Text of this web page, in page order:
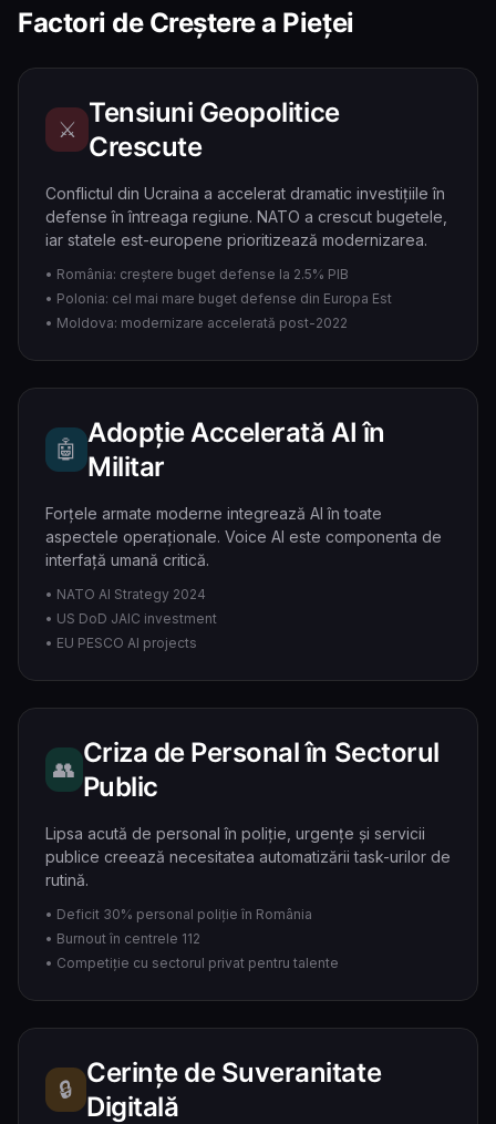
Factori de Creștere a Pieței
⚔️
Tensiuni Geopolitice
Crescute
Conflictul din Ucraina a accelerat dramatic investițiile în
defense în întreaga regiune. NATO a crescut bugetele,
iar statele est-europene prioritizează modernizarea.
• România: creștere buget defense la 2.5% PIB
• Polonia: cel mai mare buget defense din Europa Est
• Moldova: modernizare accelerată post-2022
🤖
Adopție Accelerată AI în
Militar
Forțele armate moderne integrează AI în toate
aspectele operaționale. Voice AI este componenta de
interfață umană critică.
• NATO AI Strategy 2024
• US DoD JAIC investment
• EU PESCO AI projects
👥
Criza de Personal în Sectorul
Public
Lipsa acută de personal în poliție, urgențe și servicii
publice creează necesitatea automatizării task-urilor de
rutină.
• Deficit 30% personal poliție în România
• Burnout în centrele 112
• Competiție cu sectorul privat pentru talente
🔒
Cerințe de Suveranitate
Digitală